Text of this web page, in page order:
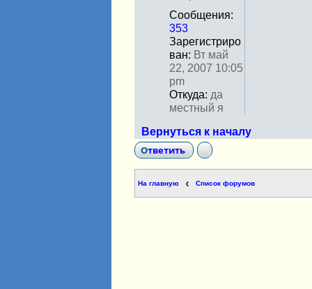
Сообщения:
353
Зарегистриро
ван: Вт май
22, 2007 10:05
pm
Откуда: да
местный я
Вернуться к началу
Ответить
На главную Список форумов